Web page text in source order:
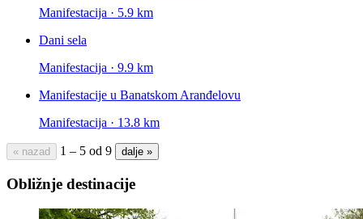
Manifestacija · 5.9 km
Dani sela
Manifestacija · 9.9 km
Manifestacije u Banatskom Aranđelovu
Manifestacija · 13.8 km
« nazad 1 – 5 od 9 dalje »
Obližnje destinacije